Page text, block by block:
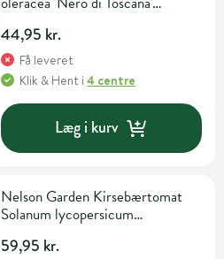
44,95 kr.
Få leveret
Klik & Hent i4 centre
Læg i kurv
Nelson Garden Kirsebærtomat
Solanum lycopersicum
59,95 kr.